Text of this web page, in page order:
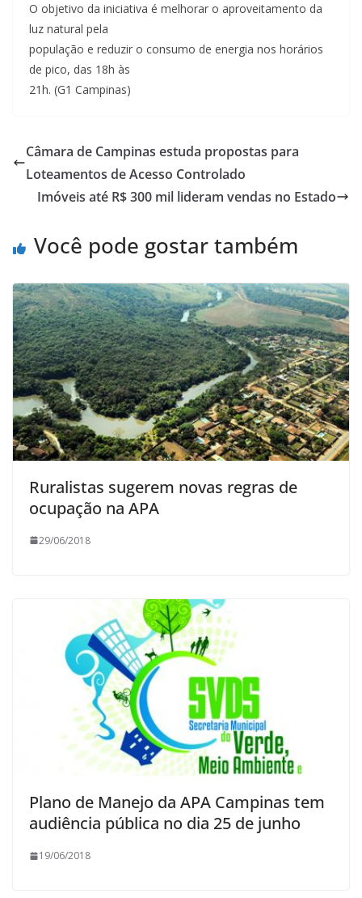
O objetivo da iniciativa é melhorar o aproveitamento da
luz natural pela
população e reduzir o consumo de energia nos horários
de pico, das 18h às
21h. (G1 Campinas)
Câmara de Campinas estuda propostas para
Loteamentos de Acesso Controlado
Imóveis até R$ 300 mil lideram vendas no Estado
Você pode gostar também
Ruralistas sugerem novas regras de
ocupação na APA
29/06/2018
Plano de Manejo da APA Campinas tem
audiência pública no dia 25 de junho
19/06/2018